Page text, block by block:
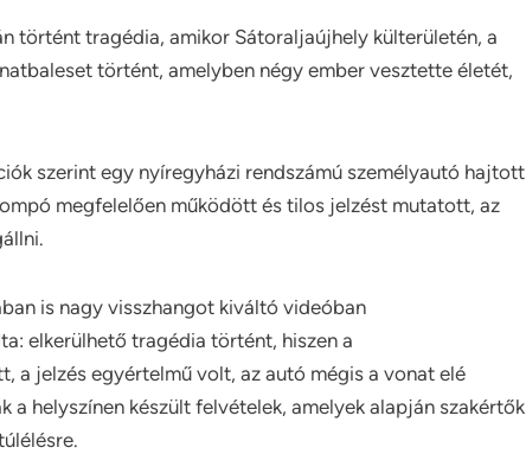
történt tragédia, amikor Sátoraljaújhely külterületén, a
történt, amelyben négy ember vesztette életét,
szerint egy nyíregyházi rendszámú személyautó hajtott
megfelelően működött és tilos jelzést mutatott, az
is nagy visszhangot kiváltó videóban
elkerülhető tragédia történt, hiszen a
a jelzés egyértelmű volt, az autó mégis a vonat elé
helyszínen készült felvételek, amelyek alapján szakértők